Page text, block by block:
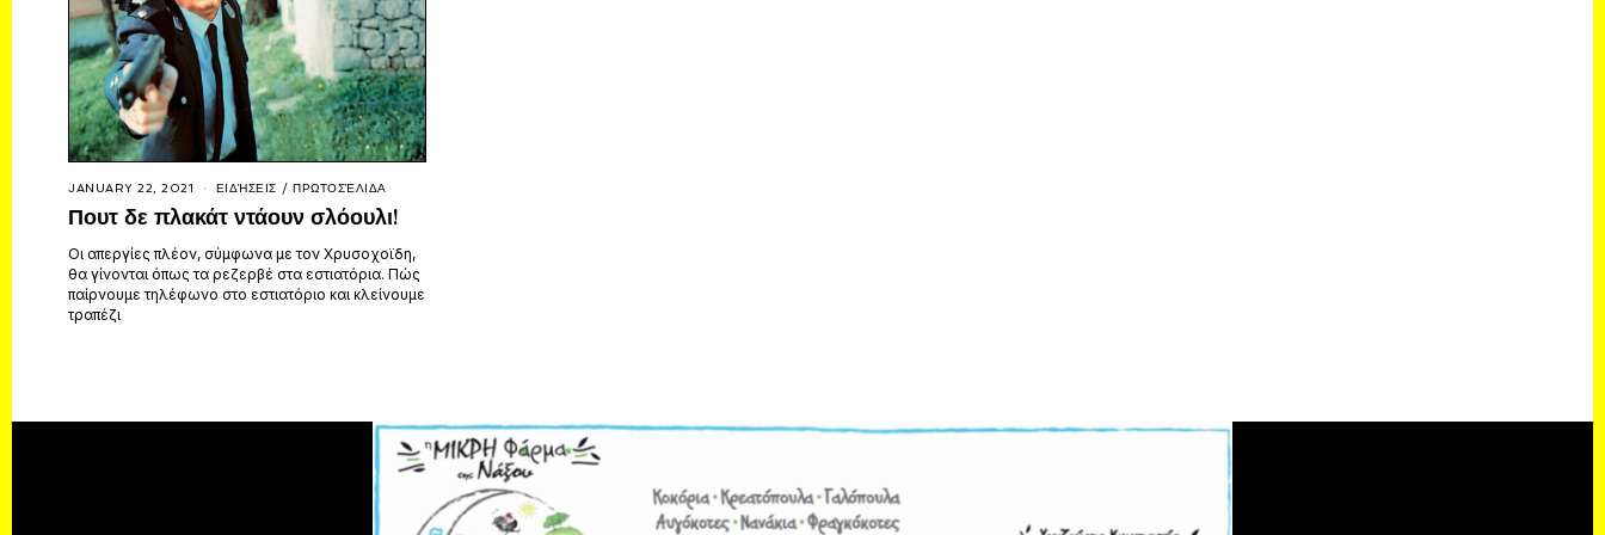
JANUARY 22, 2021 ΕΙΔΉΣΕΙΣ / ΠΡΩΤΟΣΈΛΙΔΑ
Πουτ δε πλακάτ ντάουν σλόουλι!
Οι απεργίες πλέον, σύμφωνα με τον Χρυσοχοϊδη,
θα γίνονται όπως τα ρεζερβέ στα εστιατόρια. Πώς
παίρνουμε τηλέφωνο στο εστιατόριο και κλείνουμε
τραπέζι